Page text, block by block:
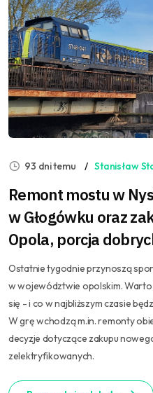
93 dni temu Stanisław
Remont mostu w
w Głogówku oraz
Opola, porcja
Ostatnie tygodnie przynoszą
w województwie opolskim. Warto
się - i co w najbliższym czasie
W grę wchodzą m.in. remonty
decyzje dotyczące zakupu
zelektryfikowanych.